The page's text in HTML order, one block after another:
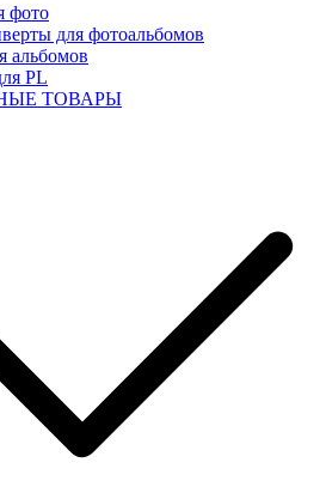
фото
для фотоальбомов
альбомов
PL
ТОВАРЫ